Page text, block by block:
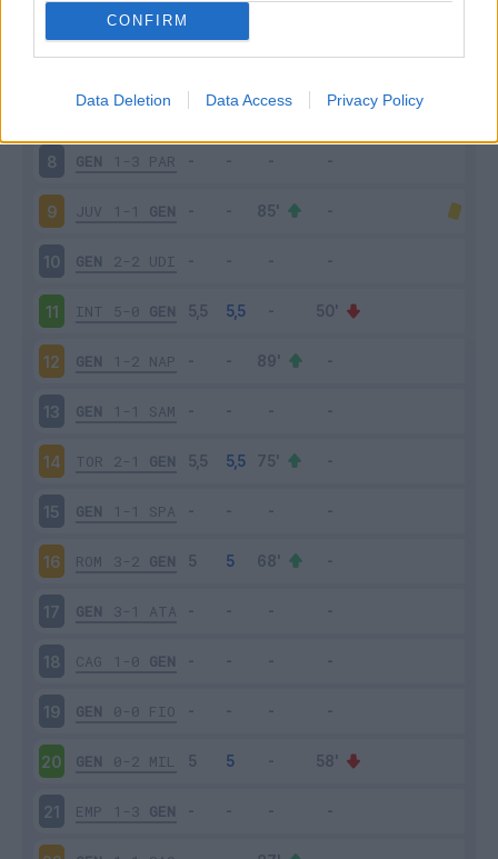
CONFIRM
Data Deletion Data Access Privacy Policy
4-1 GEN
6 GEN 2-0 CHI
FRO 1-2 GEN
8 GEN 1-3 PAR
9 JUV 1-1 GEN
10 GEN 2-2 UDI
11 INT 5-0 GEN
12 GEN 1-2 NAP
13 GEN 1-1 SAM
14 TOR 2-1 GEN
15 GEN 1-1 SPA
16 ROM 3-2 GEN
17 GEN 3-1 ATA
18 CAG 1-0 GEN
19 GEN 0-0 FIO
20 GEN 0-2 MIL
21 EMP 1-3 GEN